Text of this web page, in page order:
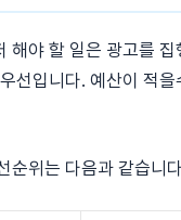
해야 할 일은 광고를
선입니다. 예산이 적
순위는 다음과 같습니